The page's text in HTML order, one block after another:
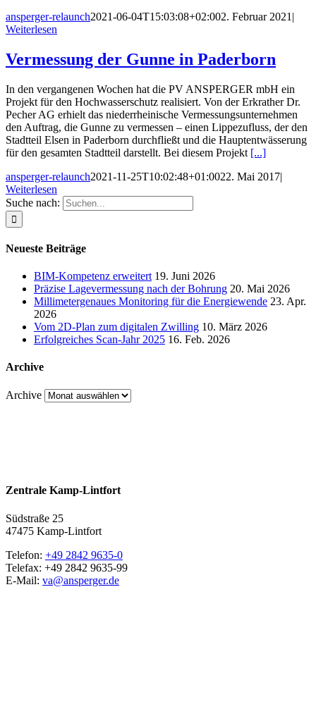
ansperger-relaunch2021-06-04T15:03:08+02:002. Februar 2021 |
Weiterlesen
Vermessung der Gunne in Paderborn
In den vergangenen Wochen hat die PV ANSPERGER mbH ein
Projekt für den Hochwasserschutz realisiert. Von der Erkrather Dr.
Pecher AG erhielt das niederrheinische Vermessungsunternehmen
den Auftrag, die Gunne zu vermessen – einen Lippezufluss, der den
Stadtteil Elsen in Paderborn durchfließt und die Hauptentwässerung
für den gesamten Stadtteil darstellt. Bei diesem Projekt [...]
ansperger-relaunch2021-11-25T10:02:48+01:0022. Mai 2017|
Weiterlesen
Suche nach:
Neueste Beiträge
BIM-Kompetenz erweitert 19. Juni 2026
Präzise Lagevermessung nach der Bohrung 20. Mai 2026
Millimetergenaues Monitoring für die Energiewende 23. Apr.
2026
Vom 2D-Plan zum digitalen Zwilling 10. März 2026
Erfolgreiches Scan-Jahr 2025 16. Feb. 2026
Archive
Archive
Zentrale Kamp-Lintfort
Südstraße 25
47475 Kamp-Lintfort
Telefon: +49 2842 9635-0
Telefax: +49 2842 9635-99
E-Mail: va@ansperger.de